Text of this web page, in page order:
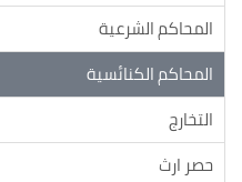
المحاكم الشرعية
المحاكم الكنائسية
التخارج
حصر ارث